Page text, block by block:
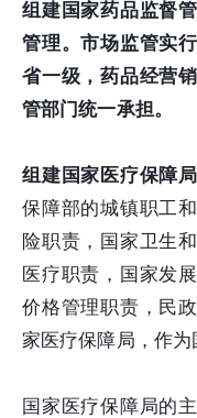
组建国家药品监督
管理。市场监管实
省一级，药品经营
管部门统一承担。
组建国家医疗保障局
保障部的城镇职工
险职责，国家卫生
医疗职责，国家发
价格管理职责，民
家医疗保障局，作为
国家医疗保障局的